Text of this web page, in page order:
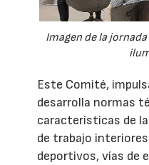
Imagen de la
Este Comité,
desarrolla normas
características de
de trabajo
deportivos, vías de